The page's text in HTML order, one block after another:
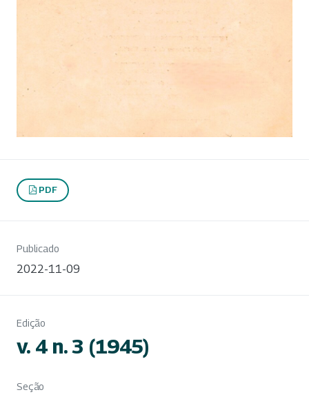
PDF
Publicado
2022-11-09
Edição
v. 4 n. 3 (1945)
Seção